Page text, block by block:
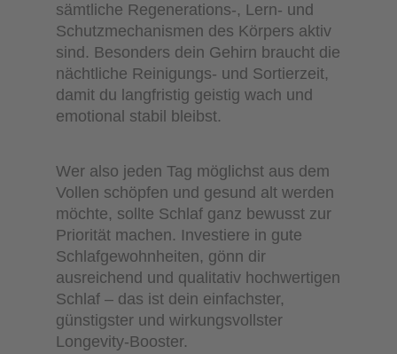
sämtliche Regenerations-, Lern- und
Schutzmechanismen des Körpers aktiv
sind. Besonders dein Gehirn braucht die
nächtliche Reinigungs- und Sortierzeit,
damit du langfristig geistig wach und
emotional stabil bleibst.
Wer also jeden Tag möglichst aus dem
Vollen schöpfen und gesund alt werden
möchte, sollte Schlaf ganz bewusst zur
Priorität machen. Investiere in gute
Schlafgewohnheiten, gönn dir
ausreichend und qualitativ hochwertigen
Schlaf – das ist dein einfachster,
günstigster und wirkungsvollster
Longevity-Booster.